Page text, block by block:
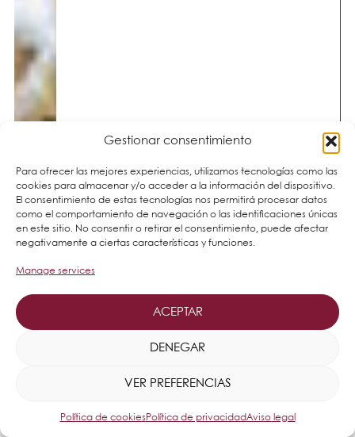
Gestionar consentimiento
Para ofrecer las mejores experiencias, utilizamos tecnologías como las
cookies para almacenar y/o acceder a la información del dispositivo.
El consentimiento de estas tecnologías nos permitirá procesar datos
como el comportamiento de navegación o las identificaciones únicas
en este sitio. No consentir o retirar el consentimiento, puede afectar
negativamente a ciertas características y funciones.
Manage services
ACEPTAR
DENEGAR
VER PREFERENCIAS
Política de cookiesPolítica de privacidadAviso legal